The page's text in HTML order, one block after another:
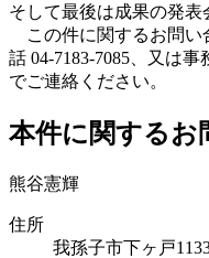
そして最後は成果の発表
この件に関するお問
話 04-7183-7085、又は
でご連絡ください。
本件に関するお
熊谷憲輝
住所
我孫子市下ヶ戸